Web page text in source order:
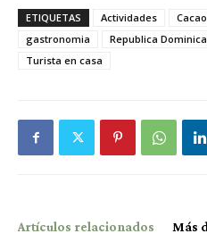
ETIQUETAS Actividades Cacao
gastronomia
Republica
Turista en casa
Artículos relacionados Más